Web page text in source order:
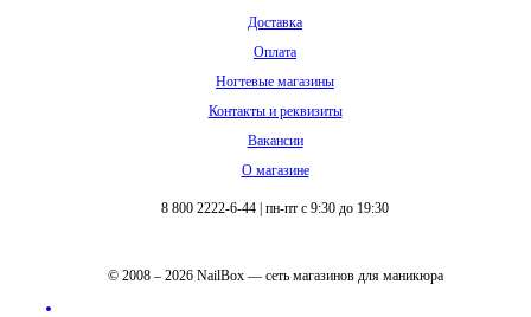
Доставка
Оплата
Ногтевые магазины
Контакты и реквизиты
Вакансии
О магазине
8 800 2222-6-44 пн-пт с 9:30 до 19:30
© 2008 – 2026 NailBox — сеть магазинов для маникюра